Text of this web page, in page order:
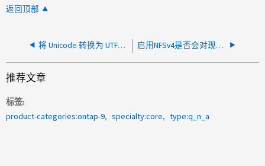
返回顶部
将 Unicode 转换为 UTF-8 并启用 NFSv4 时，数据是否不可用？ 启用NFSv4是否会对现有NFSv3连接造成中断？
推荐文章
标签
product-categories:ontap-9
specialty:core type:q_n_a